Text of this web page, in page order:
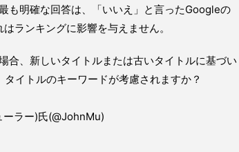
も明確な回答は、「いいえ」と言ったGoogleの
ランキングに影響を与えません。
合、新しいタイトルまたは古いタイトルに基づい
イトルのキーワードが考慮されますか？
ラー)氏(@JohnMu)